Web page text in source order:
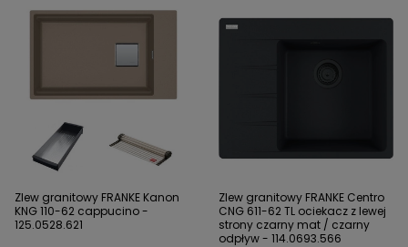
Zlew granitowy FRANKE Kanon
KNG 110-62 cappucino -
125.0528.621
Zlew granitowy FRANKE Centro
CNG 611-62 TL ociekacz z lewej
strony czarny mat / czarny
odpływ - 114.0693.566